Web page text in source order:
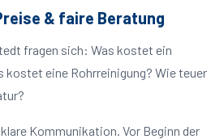
& faire Beratung
fragen sich: Was kostet ein
kostet eine Rohrreinigung? Wie teuer
Kommunikation. Vor Beginn der